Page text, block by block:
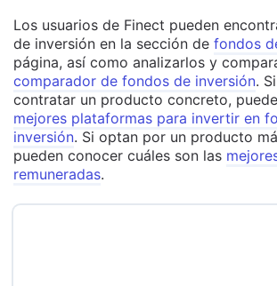
Los usuarios de Finect pueden
de inversión en la sección de fondos
página, así como analizarlos y
comparador de fondos de inversión.
contratar un producto concreto,
mejores plataformas para invertir en
inversión. Si optan por un producto
pueden conocer cuáles son las
remuneradas.